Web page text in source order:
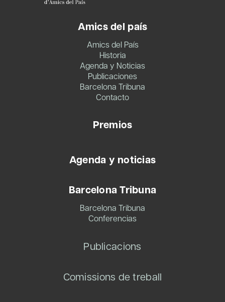
Amics del país
Amics del País
Historia
Agenda y Noticias
Publicaciones
Barcelona Tribuna
Contacto
Premios
Agenda y noticias
Barcelona Tribuna
Barcelona Tribuna
Conferencias
Publicacions
Comissions de treball